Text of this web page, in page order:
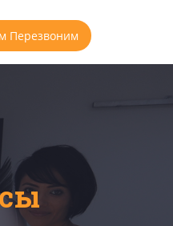
Перезвоним